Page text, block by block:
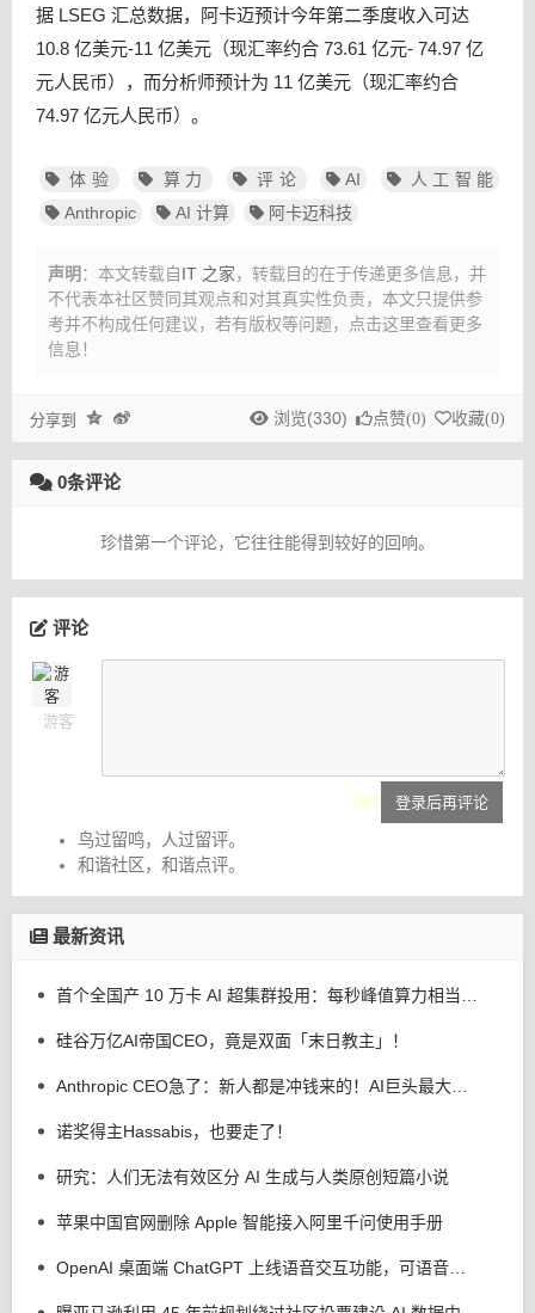
据 LSEG 汇总数据，阿卡迈预计今年第二季度收入可达
10.8 亿美元-11 亿美元（现汇率约合 73.61 亿元- 74.97 亿
元人民币），而分析师预计为 11 亿美元（现汇率约合
74.97 亿元人民币）。
体验 算力 评论 AI
人工智能
Anthropic
AI 计算 阿卡迈科技
声明 ：本文转载自IT 之家，转载目的在于传递更多信息，并
不代表本社区赞同其观点和对其真实性负责，本文只提供参
考并不构成任何建议， 若有版权等问题，点击这里查看更多
信息！
分享到 浏览(330) 点赞(0) 收藏(0)
0条评论
珍惜第一个评论，它往往能得到较好的回响。
评论
游客
登录后再评论
鸟过留鸣，人过留评。
和谐社区，和谐点评。
最新资讯
硅谷万亿AI帝国CEO，竟是双面「末日教主」！
诺奖得主Hassabis，也要走了！
研究：人们无法有效区分 AI 生成与人类原创短篇小说
苹果中国官网删除 Apple 智能接入阿里千问使用手册